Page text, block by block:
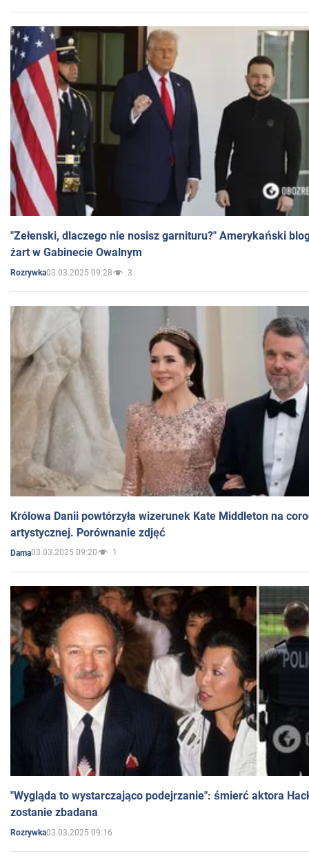
"Zełenski, dlaczego nie nosisz garnituru?" Amerykański
żart w Gabinecie Owalnym
Rozrywka03.03.2025 09:28 3
Królowa Danii powtórzyła wizerunek Kate Middleton na
artystycznej. Porównanie zdjęć
Dama03.03.2025 09:20 1
"Wygląda to wystarczająco podejrzanie": śmierć aktora
zostanie zbadana
Rozrywka03.03.2025 09:16